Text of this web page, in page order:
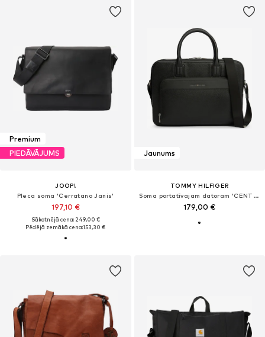
Premium
PIEDĀVĀJUMS
JOOP!
Pleca soma 'Cerratano Janis'
197,10 €
Sākotnējā cena: 249,00 €
Pēdējā zemākā cena:153,30 €
Jaunums
TOMMY HILFIGER
Soma portatīvajam datoram 'CENTRAL'
179,00 €